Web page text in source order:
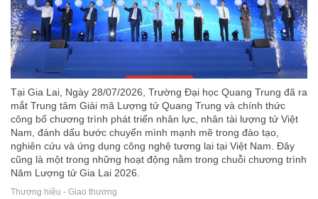
Tại Gia Lai, Ngày 28/07/2026, Trường Đại học Quang Trung đã ra
mắt Trung tâm Giải mã Lượng tử Quang Trung và chính thức
công bố chương trình phát triển nhân lực, nhân tài lượng tử Việt
Nam, đánh dấu bước chuyển mình mạnh mẽ trong đào tạo,
nghiên cứu và ứng dụng công nghệ tương lai tại Việt Nam. Đây
cũng là một trong những hoạt động nằm trong chuỗi chương trình
Năm Lượng tử Gia Lai 2026.
Thương hiệu - Giao thương